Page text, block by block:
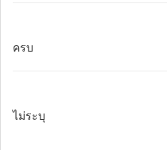
ครบ
ไม่ระบุ